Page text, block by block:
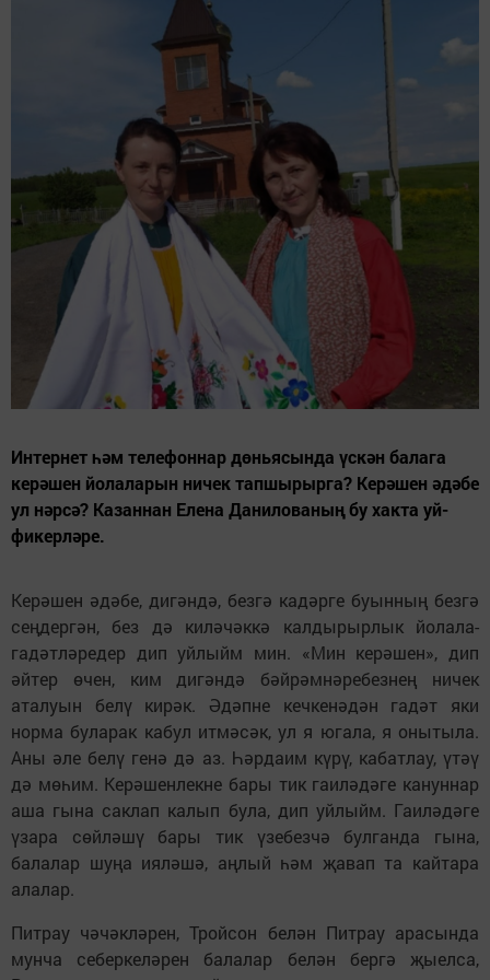
Интернет һәм телефоннар дөньясында үскән балага
керәшен йолаларын ничек тапшырырга? Керәшен әдәбе
ул нәрсә? Казаннан Елена Данилованың бу хакта уй-
фикерләре.
Керәшен әдәбе, дигәндә, безгә кадәрге буынның безгә
сеңдергән, без дә киләчәккә калдырырлык йолала-
гадәтләредер дип уйлыйм мин. «Мин керәшен», дип
әйтер өчен, ким дигәндә бәйрәмнәребезнең ничек
аталуын белү кирәк. Әдәпне кечкенәдән гадәт яки
норма буларак кабул итмәсәк, ул я югала, я онытыла.
Аны әле белү генә дә аз. Һәрдаим күрү, кабатлау, үтәү
дә мөһим. Керәшенлекне бары тик гаиләдәге кануннар
аша гына саклап калып була, дип уйлыйм. Гаиләдәге
үзара сөйләшү бары тик үзебезчә булганда гына,
балалар шуңа ияләшә, аңлый һәм җавап та кайтара
алалар.
Питрау чәчәкләрен, Тройсон белән Питрау арасында
мунча себеркеләрен балалар белән бергә җыелса,